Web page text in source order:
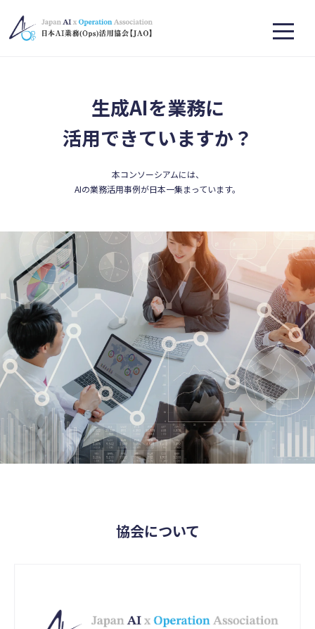
生成AIを業務に
活用できていますか？
本コンソーシアムには、
AIの業務活用事例が日本一集まっています。
協会について